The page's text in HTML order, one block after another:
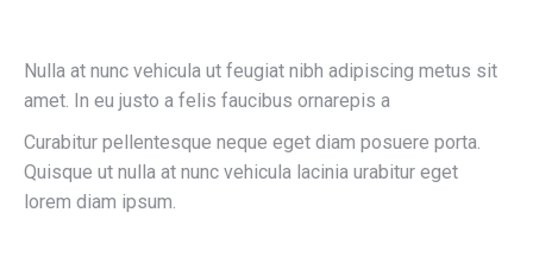
Nulla at nunc vehicula ut feugiat nibh adipiscing metus sit
amet. In eu justo a felis faucibus ornarepis a
Curabitur pellentesque neque eget diam posuere porta.
Quisque ut nulla at nunc vehicula lacinia urabitur eget
lorem diam ipsum.